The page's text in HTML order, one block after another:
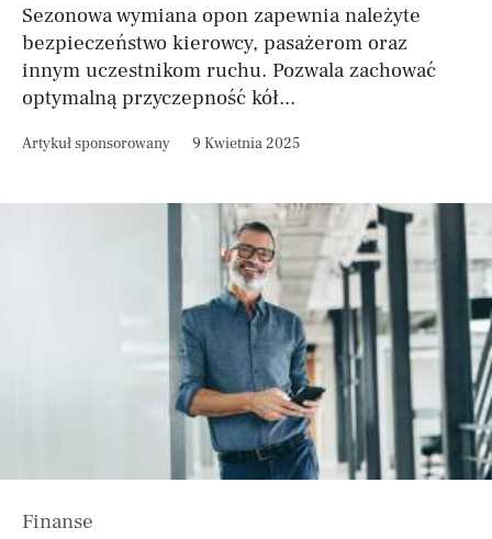
Sezonowa wymiana opon zapewnia należyte
bezpieczeństwo kierowcy, pasażerom oraz
innym uczestnikom ruchu. Pozwala zachować
optymalną przyczepność kół...
Artykuł sponsorowany 9 Kwietnia 2025
Finanse